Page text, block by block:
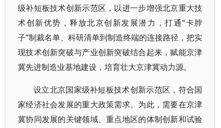
级补短板技术创新示范区，以进一步增强北京重大技
术创新优势，释放北京创新发展潜力，打通“卡脖
子”制裁名单、科研清单到制造终端的连接路径，把实
现技术创新突破与产业创新突破结合起来，赋能京津
冀先进制造业基地建设，培育壮大京津冀动力源。
设立北京国家级补短板技术创新示范区，符合国
家经济社会发展的重大政策需求。为此，需要在京津
冀协同发展的关键领域、重点地区的体制创新和试验